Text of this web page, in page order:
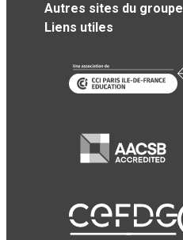
Autres sites du groupe
Liens utiles